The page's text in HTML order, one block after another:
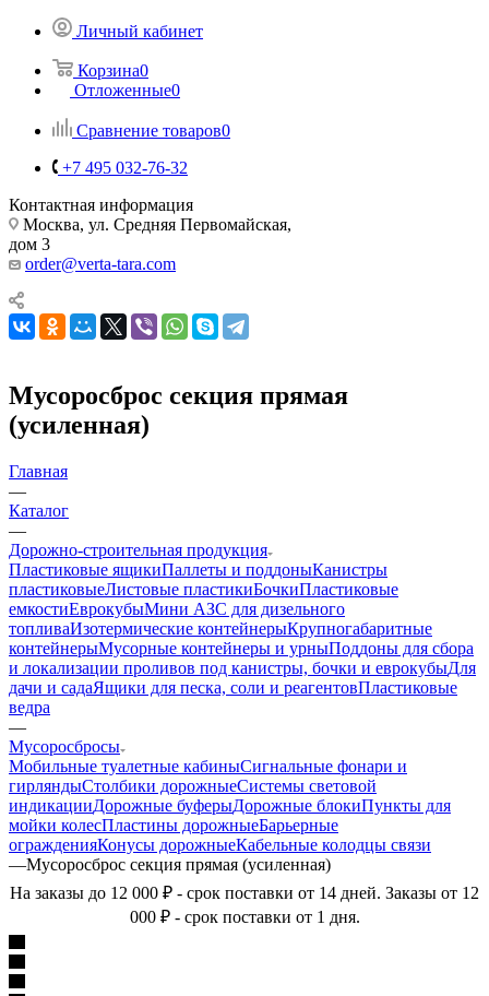
Личный кабинет
Корзина0
Отложенные0
Сравнение товаров0
+7 495 032-76-32
Контактная информация
Москва, ул. Средняя Первомайская,
дом 3
order@verta-tara.com
Мусоросброс секция прямая
(усиленная)
Главная
—
Каталог
—
Дорожно-строительная продукция
Пластиковые ящикиПаллеты и поддоныКанистры
пластиковыеЛистовые пластикиБочкиПластиковые
емкостиЕврокубыМини АЗС для дизельного
топливаИзотермические контейнерыКрупногабаритные
контейнерыМусорные контейнеры и урныПоддоны для сбора
и локализации проливов под канистры, бочки и еврокубыДля
дачи и садаЯщики для песка, соли и реагентовПластиковые
ведра
—
Мусоросбросы
Мобильные туалетные кабиныСигнальные фонари и
гирляндыСтолбики дорожныеСистемы световой
индикацииДорожные буферыДорожные блокиПункты для
мойки колесПластины дорожныеБарьерные
огражденияКонусы дорожныеКабельные колодцы связи
—Мусоросброс секция прямая (усиленная)
На заказы до 12 000 ₽ - срок поставки от 14 дней. Заказы от 12
000 ₽ - срок поставки от 1 дня.